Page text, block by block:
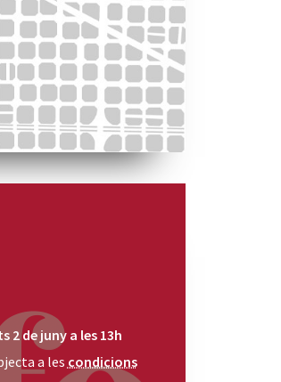
2 de juny a les 13h
a les condicions